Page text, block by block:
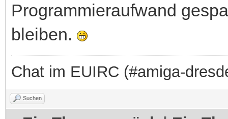
Programmieraufwand
bleiben.
Chat im EUIRC (#amiga-
Suchen